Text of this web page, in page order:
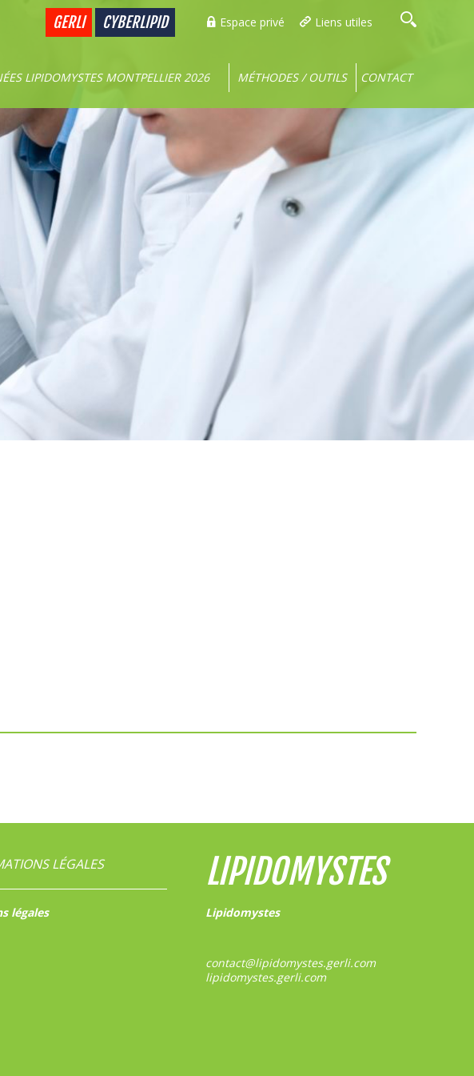
Espace privé Liens utiles
GERLI CYBERLIPID
LIPIDOMYSTES MONTPELLIER 2026 MÉTHODES / OUTILS CONTACT
LÉGALES
légales
LIPIDOMYSTES
Lipidomystes
contact@lipidomystes.gerli.com
lipidomystes.gerli.com